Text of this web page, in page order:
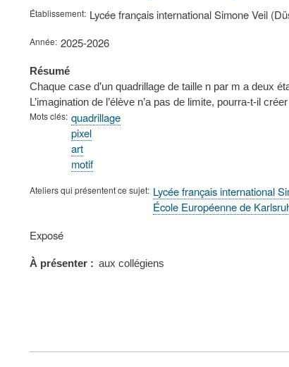
Établissement Lycée français international Simone Veil
Année 2025-2026
Résumé
Chaque case d’un quadrillage de taille n par m a deux
L’imagination de l’élève n’a pas de limite, pourra-t-il
Mots clés quadrillage
pixel
art
motif
Ateliers qui présentent ce sujet Lycée français international
École Européenne de
Type
présentation
Exposé
À présenter aux collégiens
FOOTER